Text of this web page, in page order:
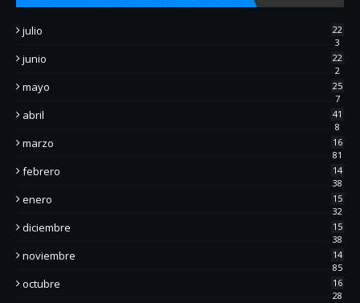
julio
22
3
junio
22
2
mayo
25
7
abril
41
8
marzo
16
81
febrero
14
38
enero
15
32
diciembre
15
38
noviembre
14
85
octubre
16
28